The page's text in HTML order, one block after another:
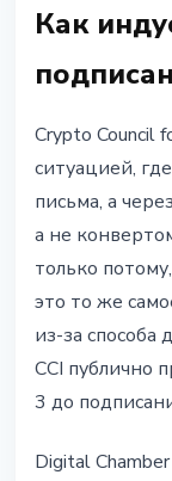
Как
Crypto Council
ситуацией,
письма, а
а не
только
это то же
из-за способа
CCI публично
3 до
Digital